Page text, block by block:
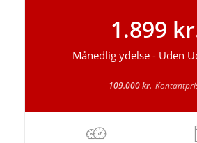
1.899
Månedlig ydelse - Uden
109.000 kr.